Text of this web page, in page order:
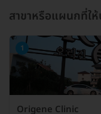
สาขาหรือแผนกที่ใ
1
Origene Clinic